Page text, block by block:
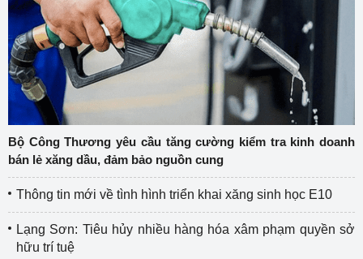
Bộ Công Thương yêu cầu tăng cường kiểm tra kinh doanh
bán lẻ xăng dầu, đảm bảo nguồn cung
Thông tin mới về tình hình triển khai xăng sinh học E10
Lạng Sơn: Tiêu hủy nhiều hàng hóa xâm phạm quyền sở
hữu trí tuệ